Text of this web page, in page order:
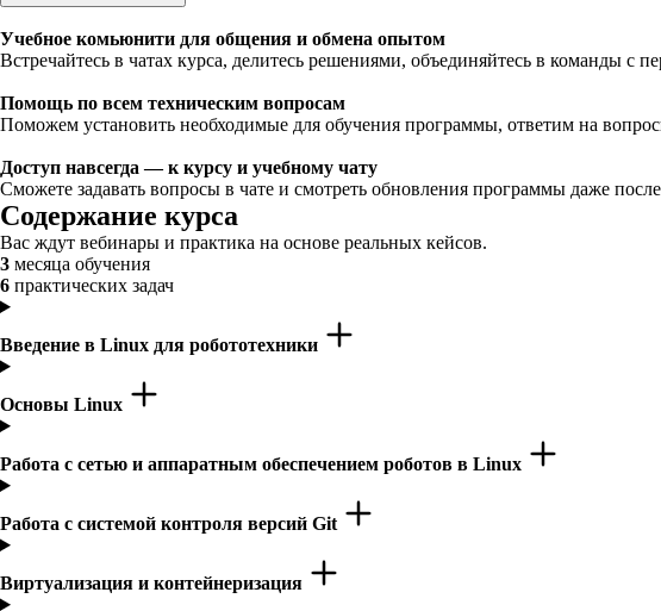
Учебное комьюнити для общения и обмена опытом
Встречайтесь в чатах курса, делитесь решениями, объединяйтесь в команды с
Помощь по всем техническим вопросам
Поможем установить необходимые для обучения программы, ответим на
Доступ навсегда — к курсу и учебному чату
Сможете задавать вопросы в чате и смотреть обновления программы даже
Содержание курса
Вас ждут вебинары и практика на основе реальных кейсов.
3 месяца обучения
6 практических задач
Введение в Linux для робототехники
Основы Linux
Работа с сетью и аппаратным обеспечением роботов в Linux
Работа с системой контроля версий Git
Виртуализация и контейнеризация